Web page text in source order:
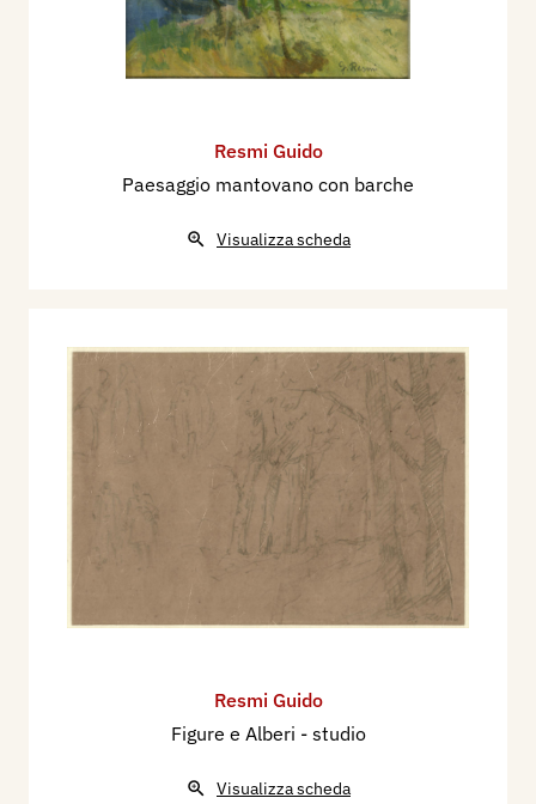
Resmi Guido
Paesaggio mantovano con barche
Visualizza scheda
Resmi Guido
Figure e Alberi - studio
Visualizza scheda